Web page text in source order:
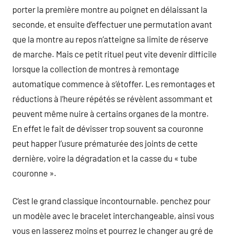
porter la première montre au poignet en délaissant la
seconde, et ensuite d’effectuer une permutation avant
que la montre au repos n’atteigne sa limite de réserve
de marche. Mais ce petit rituel peut vite devenir difficile
lorsque la collection de montres à remontage
automatique commence à s’étoffer. Les remontages et
réductions à l’heure répétés se révèlent assommant et
peuvent même nuire à certains organes de la montre.
En effet le fait de dévisser trop souvent sa couronne
peut happer l’usure prématurée des joints de cette
dernière, voire la dégradation et la casse du « tube
couronne ».
C’est le grand classique incontournable. penchez pour
un modèle avec le bracelet interchangeable, ainsi vous
vous en lasserez moins et pourrez le changer au gré de